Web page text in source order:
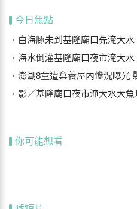
今日焦點
白海豚未到基隆廟口先淹大水 商家
海水倒灌基隆廟口夜市淹大水 童子
澎湖8童遭棄養屋內慘況曝光
影／基隆廟口夜市淹大水大魚現蹤
你可能想看